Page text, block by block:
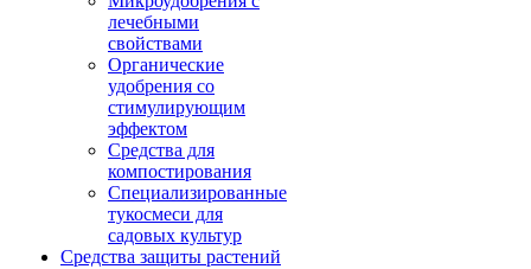
лечебными
свойствами
Органические
удобрения со
стимулирующим
эффектом
Средства для
компостирования
Специализированные
тукосмеси для
садовых культур
Средства защиты растений